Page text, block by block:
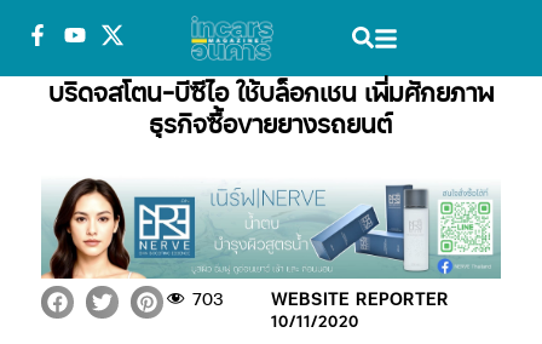
บริดจสโตน-บีซีไอ ใช้บล็อกเชน เพิ่มศักยภาพ
ธุรกิจซื้อขายยางรถยนต์
WEBSITE REPORTER
10/11/2020
703